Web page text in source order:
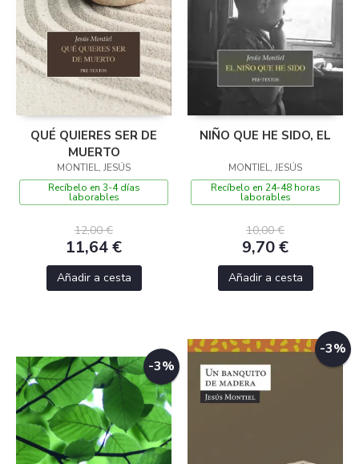
QUÉ QUIERES SER DE
MUERTO
MONTIEL, JESÚS
Recíbelo en 3-4 días
laborables
12,00 €
11,64 €
Añadir a cesta
NIÑO QUE HE SIDO, EL
MONTIEL, JESÚS
Recíbelo en 24-48 horas
laborables
10,00 €
9,70 €
Añadir a cesta
-3%
-3%